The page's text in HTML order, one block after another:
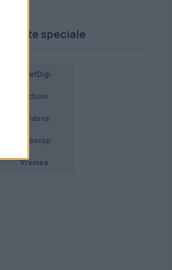
Proiecte speciale
SmartDigi
Exclusiv
Moldova
Horoscop
Vremea